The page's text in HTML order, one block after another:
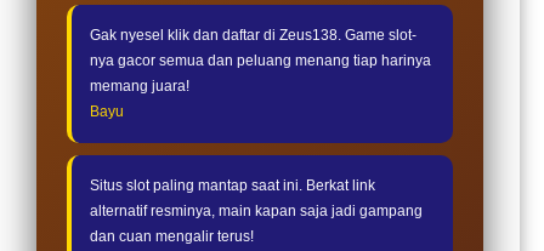
Gak nyesel klik dan daftar di Zeus138. Game slot-
nya gacor semua dan peluang menang tiap harinya
memang juara!
Bayu
Situs slot paling mantap saat ini. Berkat link
alternatif resminya, main kapan saja jadi gampang
dan cuan mengalir terus!